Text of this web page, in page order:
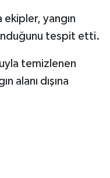
ekipler, yangın
tespit etti.
temizlenen
alanı dışına